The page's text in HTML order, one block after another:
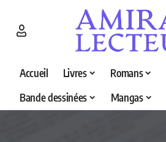
Accueil Livres Romans
Bande dessinées
Mangas